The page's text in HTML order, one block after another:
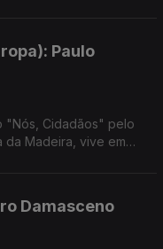
Paulo
"Nós, Cidadãos" pelo
da Madeira, vive em
Damasceno